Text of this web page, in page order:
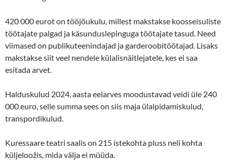
420 000 eurot on tööjõukulu, millest makstakse koosseisuliste
töötajate palgad ja käsunduslepinguga töötajate tasud. Need
viimased on publikuteenindajad ja garderoobitöötajad. Lisaks
makstakse siit veel nendele külalisnäitlejatele, kes ei saa
esitada arvet.
Halduskulud 2024. aasta eelarves moodustavad veidi üle 240
000 euro, selle summa sees on siis maja ülalpidamiskulud,
transpordikulud.
Kuressaare teatri saalis on 215 istekohta pluss neli kohta
küljeloožis, mida välja ei müüda.